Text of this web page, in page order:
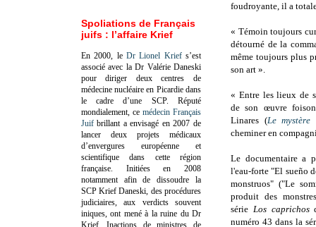
foudroyante, il a
« Témoin toujours
détourné de la
même toujours plus
son art ».
« Entre les lieux de
de son œuvre
Linares (Le mystère
cheminer en
Le documentaire a
l'eau-forte "El sueño
monstruos" ("Le
produit des
série Los caprichos
numéro 43 dans la
Spoliations de Français
juifs : l’affaire Krief
En 2000, le Dr Lionel Kriefs’est
associé avec la Dr Valérie Daneski
pour diriger deux centres de
médecine nucléaire en Picardie dans
le cadre d’une SCP. Réputé
mondialement, ce médecin Français
Juif brillant a envisagé en 2007 de
lancer deux projets médicaux
d’envergures européenne et
scientifique dans cette région
française. Initiées en 2008
notamment afin de dissoudre la
SCP Krief Daneski, des procédures
judiciaires, aux verdicts souvent
iniques, ont mené à la ruine du Dr
Krief.Inactions de ministres de